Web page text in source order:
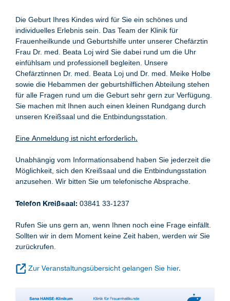
Die Geburt Ihres Kindes wird für Sie ein schönes und
individuelles Erlebnis sein. Das Team der Klinik für
Frauenheilkunde und Geburtshilfe unter unserer Chefärztin
Frau Dr. med. Beata Loj wird Sie dabei rund um die Uhr
einfühlsam und professionell begleiten. Unsere
Chefärztinnen Dr. med. Beata Loj und Dr. med. Meike Holbe
sowie die Hebammen der geburtshilflichen Abteilung stehen
für alle Fragen rund um die Geburt sehr gern zur Verfügung.
Sie machen mit Ihnen auch einen kleinen Rundgang durch
unseren Kreißsaal und die Entbindungsstation.
Eine Anmeldung ist nicht erforderlich.
Unabhängig vom Informationsabend haben Sie jederzeit die
Möglichkeit, sich den Kreißsaal und die Entbindungsstation
anzusehen. Wir bitten Sie um telefonische Absprache.
Telefon Kreißsaal: 03841 33-1237
Rufen Sie uns gern an, wenn Ihnen noch eine Frage einfällt.
Sollten wir in dem Moment keine Zeit haben, werden wir Sie
zurückrufen.
Zur Veranstaltungsübersicht gelangen Sie hier.